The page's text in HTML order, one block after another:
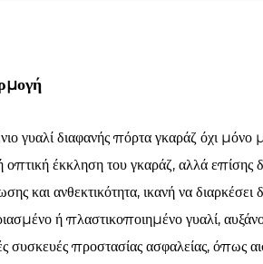
διαφανής πόρτα γκαράζ όχι μόνο
οπτική έκκληση του γκαράζ, αλλά
και ανθεκτικότητα, ικανή να
ή πλαστικοποιημένο γυαλί,
προστασίας ασφαλείας, όπως